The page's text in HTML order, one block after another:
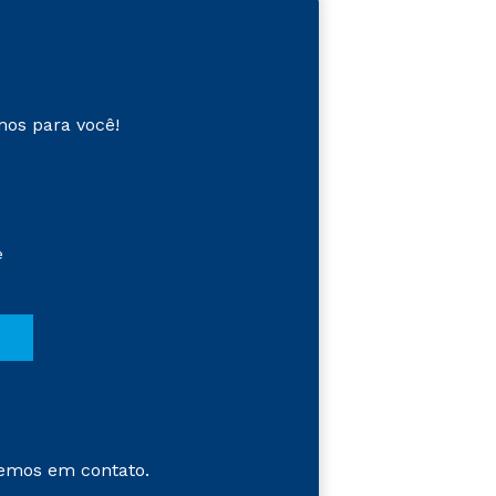
para você!
em contato.